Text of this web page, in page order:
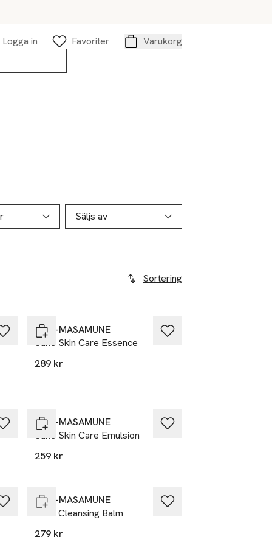
Logga in
Favoriter
Varukorg
Säljs av
Sortering
KIKU-MASAMUNE
Sake Skin Care Essence
289 kr
KIKU-MASAMUNE
Sake Skin Care Emulsion
259 kr
KIKU-MASAMUNE
Sake Cleansing Balm
279 kr